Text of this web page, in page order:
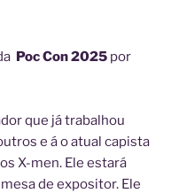
Poc Con 2025 por
que já trabalhou
e á o atual capista
X-men. Ele estará
de expositor. Ele